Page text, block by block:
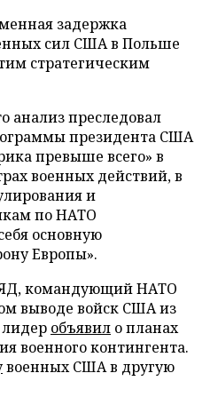
задержка
сил США в Польше
стратегическим
анализ преследовал
президента США
превыше всего» в
военных действий, в
и
по НАТО
основную
Европы».
командующий НАТО
выводе войск США из
объявил о планах
военного контингента.
военных США в другую